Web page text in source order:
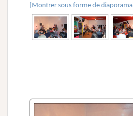
[Montrer sous forme de diaporama]